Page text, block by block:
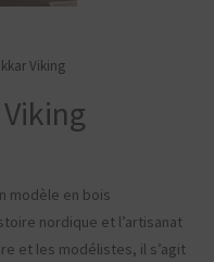
Viking
modèle en bois
nordique et l’artisanat
et les modélistes, il s’agit